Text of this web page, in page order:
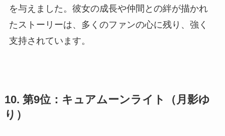
を与えました。彼女の成長や仲間との絆が描かれ
たストーリーは、多くのファンの心に残り、強く
支持されています。
10. 第9位：キュアムーンライト（月影ゆ
り）